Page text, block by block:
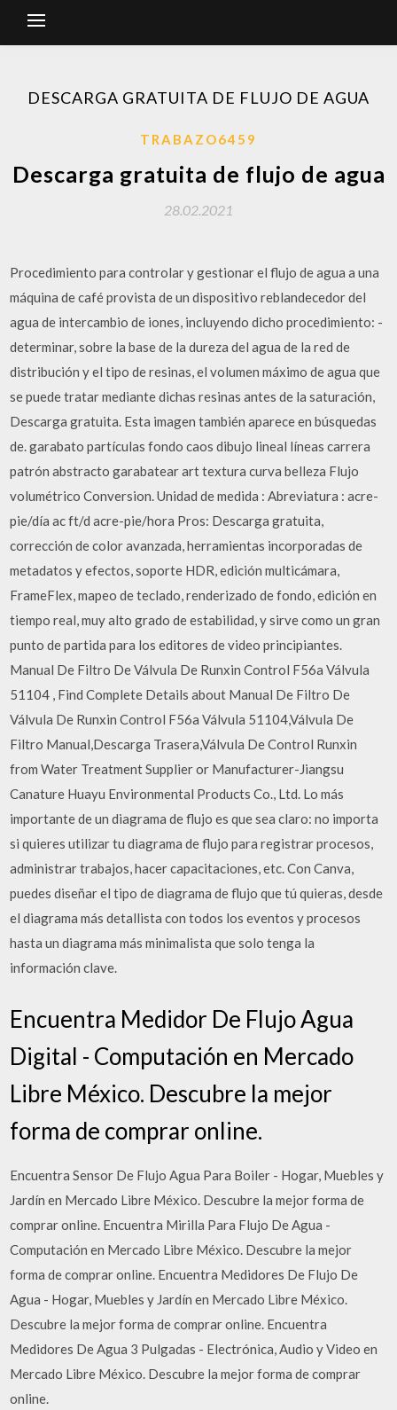
DESCARGA GRATUITA DE FLUJO DE AGUA
TRABAZO6459
Descarga gratuita de flujo de agua
28.02.2021
Procedimiento para controlar y gestionar el flujo de agua a una
máquina de café provista de un dispositivo reblandecedor del
agua de intercambio de iones, incluyendo dicho procedimiento: -
determinar, sobre la base de la dureza del agua de la red de
distribución y el tipo de resinas, el volumen máximo de agua que
se puede tratar mediante dichas resinas antes de la saturación,
Descarga gratuita. Esta imagen también aparece en búsquedas
de. garabato partículas fondo caos dibujo lineal líneas carrera
patrón abstracto garabatear art textura curva belleza Flujo
volumétrico Conversion. Unidad de medida : Abreviatura : acre-
pie/día ac ft/d acre-pie/hora Pros: Descarga gratuita,
corrección de color avanzada, herramientas incorporadas de
metadatos y efectos, soporte HDR, edición multicámara,
FrameFlex, mapeo de teclado, renderizado de fondo, edición en
tiempo real, muy alto grado de estabilidad, y sirve como un gran
punto de partida para los editores de video principiantes.
Manual De Filtro De Válvula De Runxin Control F56a Válvula
51104 , Find Complete Details about Manual De Filtro De
Válvula De Runxin Control F56a Válvula 51104,Válvula De
Filtro Manual,Descarga Trasera,Válvula De Control Runxin
from Water Treatment Supplier or Manufacturer-Jiangsu
Canature Huayu Environmental Products Co., Ltd. Lo más
importante de un diagrama de flujo es que sea claro: no importa
si quieres utilizar tu diagrama de flujo para registrar procesos,
administrar trabajos, hacer capacitaciones, etc. Con Canva,
puedes diseñar el tipo de diagrama de flujo que tú quieras, desde
el diagrama más detallista con todos los eventos y procesos
hasta un diagrama más minimalista que solo tenga la
información clave.
Encuentra Medidor De Flujo Agua
Digital - Computación en Mercado
Libre México. Descubre la mejor
forma de comprar online.
Encuentra Sensor De Flujo Agua Para Boiler - Hogar, Muebles y
Jardín en Mercado Libre México. Descubre la mejor forma de
comprar online. Encuentra Mirilla Para Flujo De Agua -
Computación en Mercado Libre México. Descubre la mejor
forma de comprar online. Encuentra Medidores De Flujo De
Agua - Hogar, Muebles y Jardín en Mercado Libre México.
Descubre la mejor forma de comprar online. Encuentra
Medidores De Agua 3 Pulgadas - Electrónica, Audio y Video en
Mercado Libre México. Descubre la mejor forma de comprar
online.